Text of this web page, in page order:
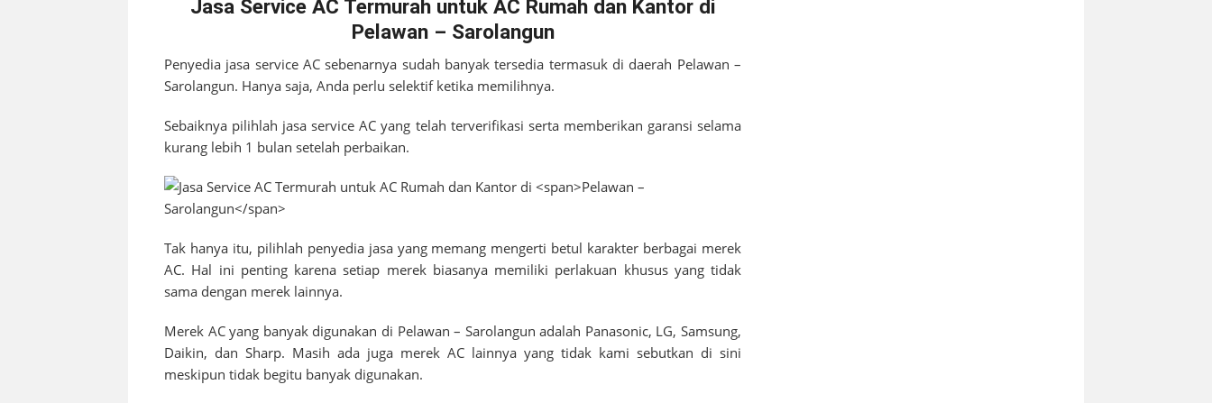
Jasa Service AC Termurah untuk AC Rumah dan Kantor di
Pelawan – Sarolangun
Penyedia jasa service AC sebenarnya sudah banyak tersedia termasuk di daerah Pelawan –
Sarolangun. Hanya saja, Anda perlu selektif ketika memilihnya.
Sebaiknya pilihlah jasa service AC yang telah terverifikasi serta memberikan garansi selama
kurang lebih 1 bulan setelah perbaikan.
Tak hanya itu, pilihlah penyedia jasa yang memang mengerti betul karakter berbagai merek
AC. Hal ini penting karena setiap merek biasanya memiliki perlakuan khusus yang tidak
sama dengan merek lainnya.
Merek AC yang banyak digunakan di Pelawan – Sarolangun adalah Panasonic, LG, Samsung,
Daikin, dan Sharp. Masih ada juga merek AC lainnya yang tidak kami sebutkan di sini
meskipun tidak begitu banyak digunakan.